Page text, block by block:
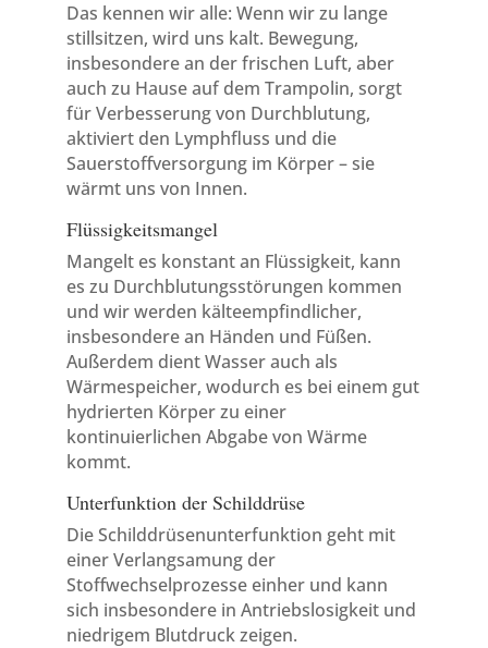
Das kennen wir alle: Wenn wir zu lange
stillsitzen, wird uns kalt. Bewegung,
insbesondere an der frischen Luft, aber
auch zu Hause auf dem Trampolin, sorgt
für Verbesserung von Durchblutung,
aktiviert den Lymphfluss und die
Sauerstoffversorgung im Körper – sie
wärmt uns von Innen.
Flüssigkeitsmangel
Mangelt es konstant an Flüssigkeit, kann
es zu Durchblutungsstörungen kommen
und wir werden kälteempfindlicher,
insbesondere an Händen und Füßen.
Außerdem dient Wasser auch als
Wärmespeicher, wodurch es bei einem gut
hydrierten Körper zu einer
kontinuierlichen Abgabe von Wärme
kommt.
Unterfunktion der Schilddrüse
Die Schilddrüsenunterfunktion geht mit
einer Verlangsamung der
Stoffwechselprozesse einher und kann
sich insbesondere in Antriebslosigkeit und
niedrigem Blutdruck zeigen.